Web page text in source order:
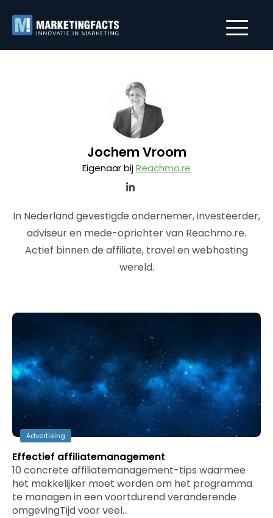
Jochem Vroom
Eigenaar bijReachmo.re
In Nederland gevestigde ondernemer, investeerder,
adviseur en mede-oprichter van Reachmo.re.
Actief binnen de affiliate, travel en webhosting
wereld.
Advertising
Effectief affiliatemanagement
10 concrete affiliatemanagement-tips waarmee
het makkelijker moet worden om het programma
te managen in een voortdurend veranderende
omgevingTijd voor veel…